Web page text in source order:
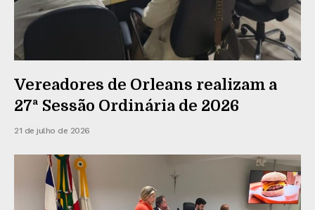
Vereadores de Orleans realizam a
27ª Sessão Ordinária de 2026
21 de julho de 2026